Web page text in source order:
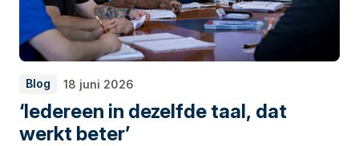
Blog 18 juni 2026
‘Iedereen in dezelfde taal, dat
werkt beter’